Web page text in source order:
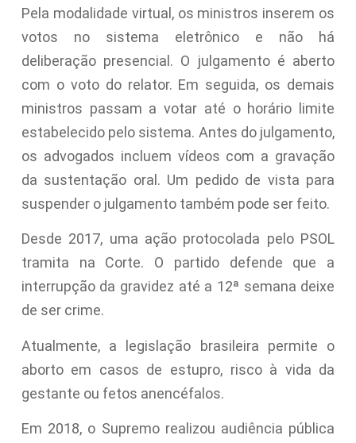
Pela modalidade virtual, os ministros inserem os
votos no sistema eletrônico e não há
deliberação presencial. O julgamento é aberto
com o voto do relator. Em seguida, os demais
ministros passam a votar até o horário limite
estabelecido pelo sistema. Antes do julgamento,
os advogados incluem vídeos com a gravação
da sustentação oral. Um pedido de vista para
suspender o julgamento também pode ser feito.
Desde 2017, uma ação protocolada pelo PSOL
tramita na Corte. O partido defende que a
interrupção da gravidez até a 12ª semana deixe
de ser crime.
Atualmente, a legislação brasileira permite o
aborto em casos de estupro, risco à vida da
gestante ou fetos anencéfalos.
Em 2018, o Supremo realizou audiência pública